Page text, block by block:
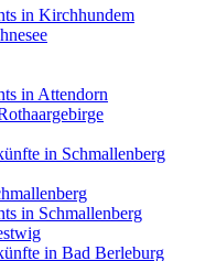
in Kirchhundem
in Attendorn
in Schmallenberg
in Schmallenberg
in Bad Berleburg